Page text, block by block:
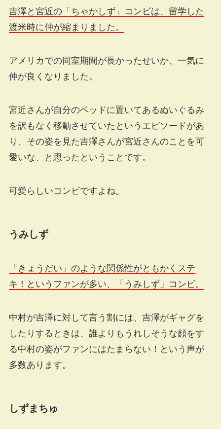
吉澤と宮近の「ちゃかしず」コンビは、留学した
渡米時に仲が縮まりました。
アメリカでの同室期間が長かったせいか、一気に
仲が良くなりました。
宮近さんが自分のベッドに置いてあるぬいぐるみ
を訳もなく移動させていたというエピソードがあ
り、その姿を見た吉澤さんが宮近さんのことを可
愛いな、と思ったということです。
可愛らしいコンビですよね。
うみしず
「きょうだい」のような関係性がともかくステ
キ！というファンが多い、「うみしず」コンビ。
中村が吉澤に対して言う割には、吉澤がギャグを
したりするときは、誰よりもうれしそうな顔をす
る中村の姿がファンにはたまらない！という声が
多数あります。
しずまちゅ